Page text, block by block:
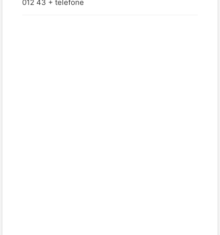
012 43 + telefone